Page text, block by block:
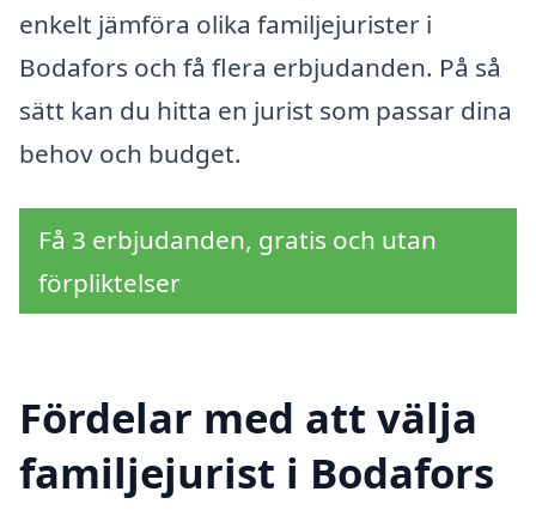
enkelt jämföra olika familjejurister i
Bodafors och få flera erbjudanden. På så
sätt kan du hitta en jurist som passar dina
behov och budget.
Få 3 erbjudanden, gratis och utan
förpliktelser
Fördelar med att välja
familjejurist i Bodafors